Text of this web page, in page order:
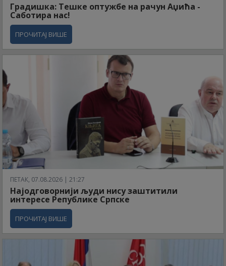
Градишка: Тешке оптужбе на рачун Аџића -
Саботира нас!
ПРОЧИТАЈ ВИШЕ
ПЕТАК, 07.08.2026 | 21:27
Најодговорнији људи нису заштитили
интересе Републике Српске
ПРОЧИТАЈ ВИШЕ